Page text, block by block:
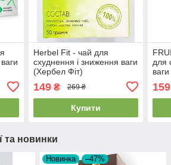
Herbel Fit - чай для
схуднення і зниження ваги
(Хербел Фіт)
149₴ 269 ₴
Купити
для
159
та новинки
Новинка –47%